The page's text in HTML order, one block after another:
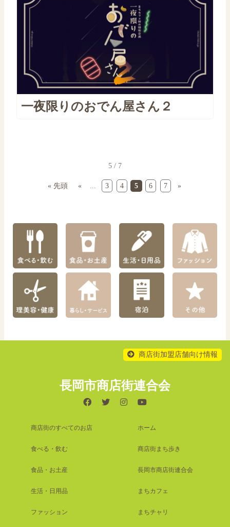
一夜限りのおでん屋さん２
5 / 7
« 先頭 « ... 3 4 5 6 7 »
商店街加盟店舗向け情報
長岡市商店街連合会
商店街のすべてのお店
食べる・飲む
食品・お土産
生活・日用品
ファッション
ホーム
商店街まち歩き
長岡市商店街連合会
まちカフェ
まちチャリ